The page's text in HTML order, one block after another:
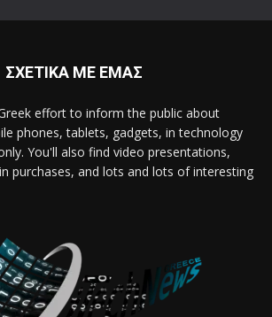
ΣΧΕΤΙΚΑ ΜΕ ΕΜΑΣ
effort to inform the public about
phones, tablets, gadgets, in technology
You'll also find video presentations,
purchases, and lots and lots of interesting